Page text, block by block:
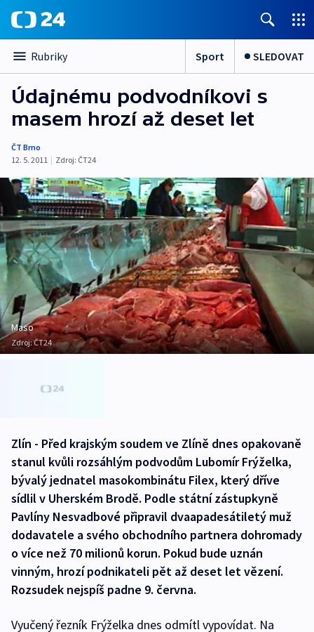
Rubriky Sport SLEDOVAT
Údajnému podvodníkovi s
masem hrozí až deset let
ČT Brno
12. 5. 2011 | Zdroj: ČT24
Maso
Zdroj:ČT24
Zlín - Před krajským soudem ve Zlíně dnes opakovaně
stanul kvůli rozsáhlým podvodům Lubomír Frýželka,
bývalý jednatel masokombinátu Filex, který dříve
sídlil v Uherském Brodě. Podle státní zástupkyně
Pavlíny Nesvadbové připravil dvaapadesátiletý muž
dodavatele a svého obchodního partnera dohromady
o více než 70 milionů korun. Pokud bude uznán
vinným, hrozí podnikateli pět až deset let vězení.
Rozsudek nejspíš padne 9. června.
Vyučený řezník Frýželka dnes odmítl vypovídat. Na